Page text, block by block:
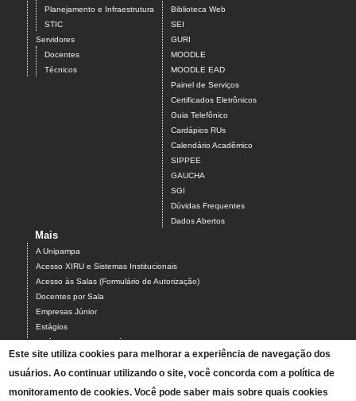
Planejamento e Infraestrutura
STIC
Servidores
Docentes
Técnicos
Biblioteca Web
SEI
GURI
MOODLE
MOODLE EAD
Painel de Serviços
Certificados Eletrônicos
Guia Telefônico
Cardápios RUs
Calendário Acadêmico
SIPPEE
GAUCHA
SGI
Dúvidas Frequentes
Dados Abertos
Mais
A Unipampa
Acesso XIRU e Sistemas Institucionais
Acesso às Salas (Formulário de Autorização)
Docentes por Sala
Empresas Júnior
Estágios
Estágios Campus Bagé
Organograma do Campus Bagé
Programa PARCEIROS DO CAMPUS BAGÉ
Este site utiliza cookies para melhorar a experiência de navegação dos
usuários. Ao continuar utilizando o site, você concorda com a política de
monitoramento de cookies. Você pode saber mais sobre quais cookies